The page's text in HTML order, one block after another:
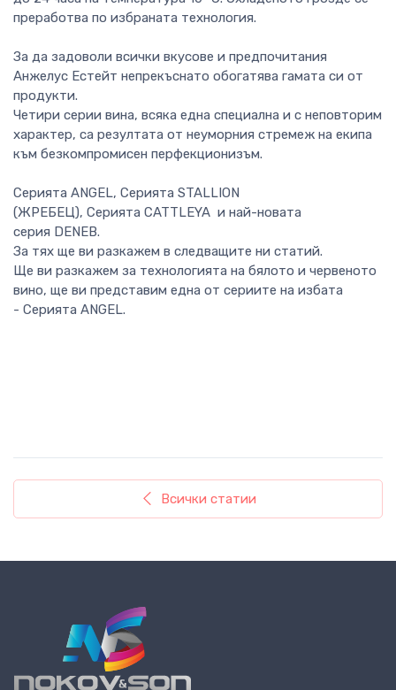
преработва по избраната технология.
За да задоволи всички вкусове и предпочитания
Анжелус Естейт непрекъснато обогатява гамата си от
продукти.
Четири серии вина, всяка една специална и с неповторим
характер, са резултата от неуморния стремеж на екипа
към безкомпромисен перфекционизъм.
Серията ANGEL, Серията STALLION
(ЖРЕБЕЦ), Серията CATTLEYA и най-новата
серия DENEB.
За тях ще ви разкажем в следващите ни статий.
Ще ви разкажем за технологията на бялото и червеното
вино, ще ви представим една от сериите на избата
- Серията ANGEL.
Всички статии